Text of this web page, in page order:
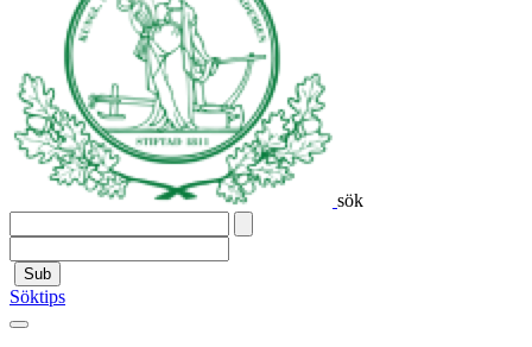
sök
Sub
Söktips